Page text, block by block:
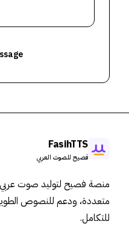
FasihTTS
فصيح للصوت العربي
منصة فصيح لتوليد صوت
للتكامل.